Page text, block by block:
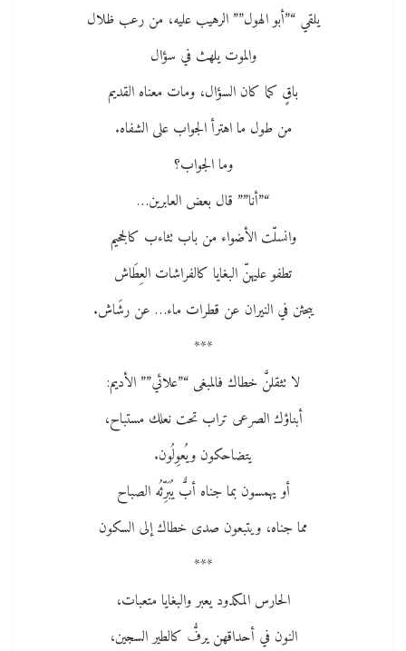
يلقي “”أبو الهول”” الرهيب عليه، من رعب ظلال
والموت يلهث في سؤال
باقٍ كما كان السؤال، ومات معناه القديم
من طول ما اهترأ الجواب على الشفاه.
وما الجواب؟
“”أنا”” قال بعض العابرين…
وانسلّت الأضواء من باب تثاءب كالجحيم
تطفو عليهنّ البغايا كالفراشات العِطَاش
يبحثن في النيران عن قطرات ماء… عن رشَاش.
***
لا تثقلنَّ خطاك فالمبغى “”علائي”” الأديم:
أبناؤك الصرعى تراب تحت نعلك مستباح،
يتضاحكون ويُعوِلُون.
أو يهمسون بما جناه أبٌّ يُبَرِّئُه الصباح
مما جناه، ويتبعون صدى خطاك إلى السكون
***
الحارس المكدود يعبر والبغايا متعبات،
النون في أحداقهن يرفُّ كالطير السجين،